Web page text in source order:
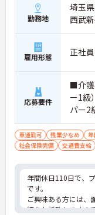
勤務地
埼玉
西武
雇用形態 正社
応募要件
■介護
ー1級
パー2
員）
免許（
要相談
車通勤可 残業少なめ
社会保険完備
交通費支給
年間休日110日で、
です。
ご興味ある方には、
細をお話致しますの